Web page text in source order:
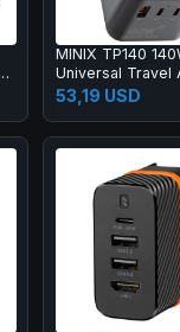
MINIX TP140
Universal Travel
3*USB-C, 1*USB-
53,19 USD